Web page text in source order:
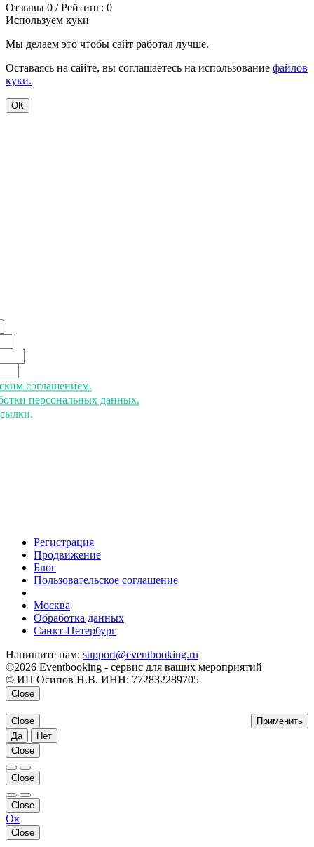
Отзывы 0 / Рейтинг: 0
Используем куки
Мы делаем это чтобы сайт работал лучше.
Оставаясь на сайте, вы соглашаетесь на использование файлов
куки.
ОК
соглашением.
персональных данных.
Регистрация
Продвижение
Блог
Пользовательское соглашение
Москва
Обработка данных
Санкт-Петербург
Напишите нам: support@eventbooking.ru
©2026 Eventbooking - сервис для ваших мероприятий
© ИП Осипов Н.В. ИНН: 772832289705
Close
Применить
Close
Да
Нет
Close
Close
Close
Ок
Close